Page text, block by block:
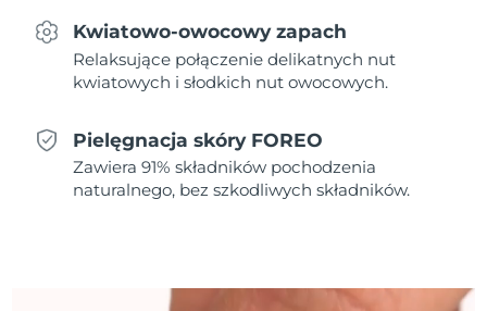
Kwiatowo-owocowy zapach
Relaksujące połączenie delikatnych nut
kwiatowych i słodkich nut owocowych.
Pielęgnacja skóry FOREO
Zawiera 91% składników pochodzenia
naturalnego, bez szkodliwych składników.
Oman
Oczekiwany czas dostawy
Filipiny
Polska
Oczekiwany czas dostawy